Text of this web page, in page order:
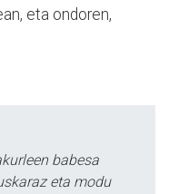
eta ondoren,
babesa
eta modu